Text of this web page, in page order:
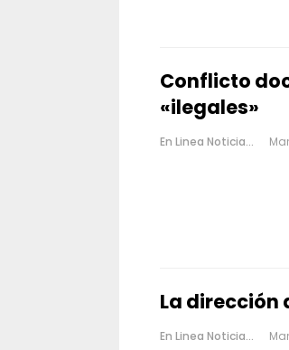
Conflicto
«ilegales»
En Linea Noticias
La dirección
En Linea Noticias